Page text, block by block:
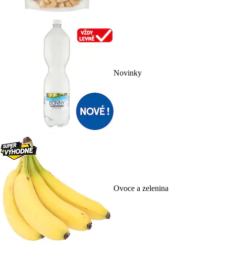
Novinky
Ovoce a zelenina